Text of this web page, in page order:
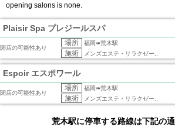
opening salons is none.
Plaisir Spa プレジールスパ
閉店の可能性あり
場所 福岡➠荒木駅
施術 メンズエステ・リラクゼー..
Espoir エスポワール
閉店の可能性あり
場所 福岡➠荒木駅
施術 メンズエステ・リラクゼー..
荒木駅に停車する路線は下記の通